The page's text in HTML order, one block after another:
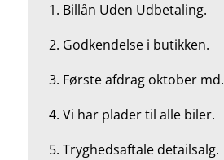
1. Billån Uden Udbetaling.
2. Godkendelse i butikken.
3. Første afdrag oktober md.
4. Vi har plader til alle biler.
5. Tryghedsaftale detailsalg.